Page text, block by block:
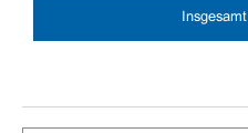
Insgesamt